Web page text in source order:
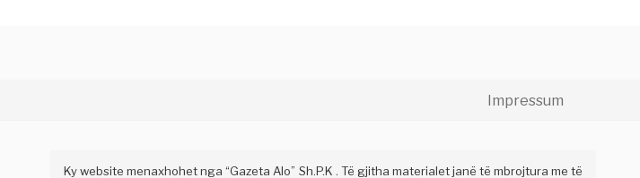
Impressum
Ky website menaxhohet nga “Gazeta Alo” Sh.P.K . Të gjitha materialet janë të mbrojtura me të